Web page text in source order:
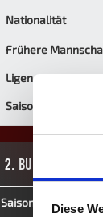
Diese
Nationalität
Frühere
Ligen
Saisons
2. BUNDESLIGA
Saison